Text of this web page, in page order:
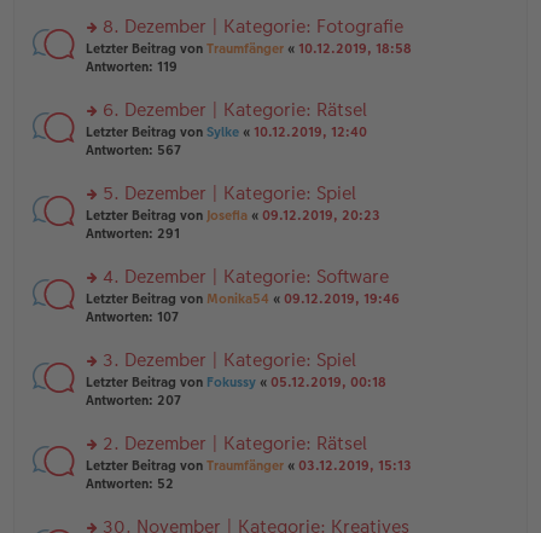
tr
a
g
e
n
er
tr
a
g
n
g
el
e
n
er
tr
a
g
rs
te
n
g
el
e
n
er
tr
a
g
8. Dezember | Kategorie: Fotografie
Letzter Beitrag von Traumfänger « 10.12.2019, 18:58
Antworten: 119
rs
te
n
g
el
e
n
er
tr
a
g
6. Dezember | Kategorie: Rätsel
Letzter Beitrag von Sylke « 10.12.2019, 12:40
Antworten: 567
rs
te
n
g
el
e
n
er
tr
a
g
5. Dezember | Kategorie: Spiel
Letzter Beitrag von Josefia « 09.12.2019, 20:23
Antworten: 291
rs
te
n
g
el
e
n
er
4. Dezember | Kategorie: Software
Letzter Beitrag von Monika54 « 09.12.2019, 19:46
Antworten: 107
rs
te
n
g
el
e
3. Dezember | Kategorie: Spiel
Letzter Beitrag von Fokussy « 05.12.2019, 00:18
Antworten: 207
rs
te
2. Dezember | Kategorie: Rätsel
Letzter Beitrag von Traumfänger « 03.12.2019, 15:13
Antworten: 52
30. November | Kategorie: Kreatives